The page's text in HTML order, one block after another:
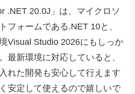
.NET 20.0J」は、マイクロソ
フォームである.NET 10と、
Visual Studio 2026にもしっか
最新環境に対応していると、
れた開発も安心して行えます
安定して使えるので嬉しいで